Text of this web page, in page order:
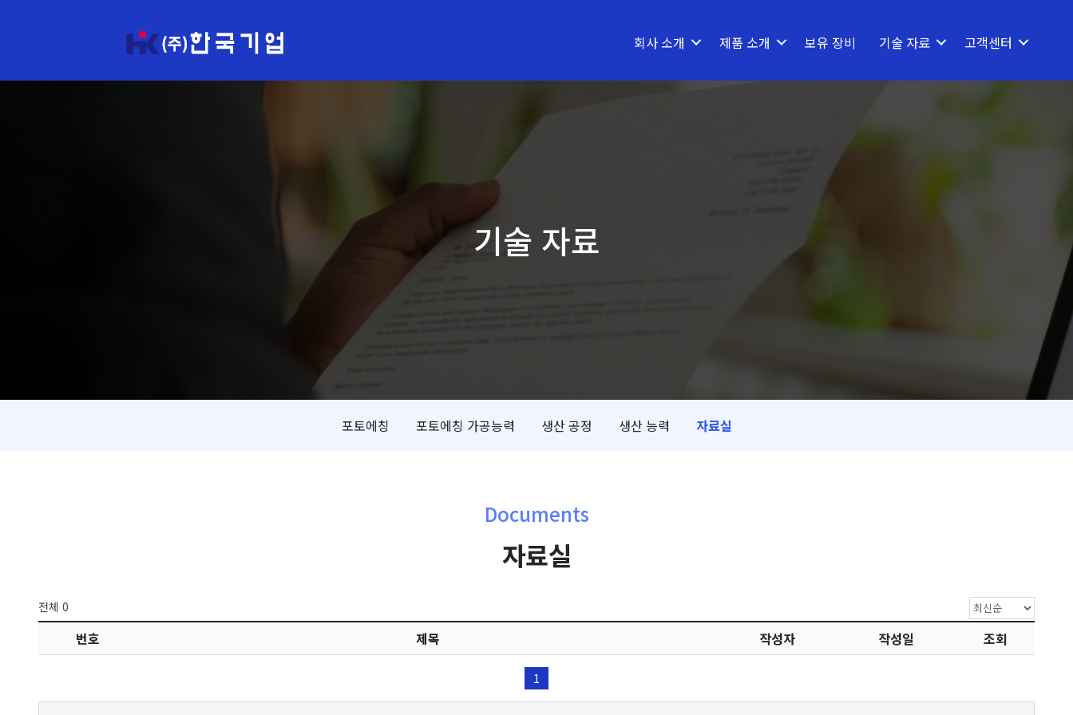
회사 소개 제품 소개 보유 장비 기술 자료 고객센터
기술 자료
포토에칭 포토에칭 가공능력 생산 공정 생산 능력 자료실
Documents
자료실
전체 0
번호 제목 작성자 작성일 조회
1